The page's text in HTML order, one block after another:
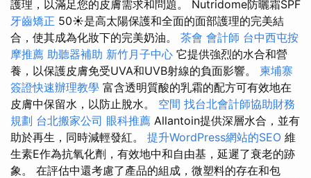
護理，以滿足您的皮膚需求和問題。 Nutridome防曬霜SPF
牙齒矯正 50☀️是高太陽保護和全面的面部護理的完美結
合，使其成為化妝下的完美奶油。 茶會 會計師 台中西屯按
摩推薦 助聽器補助 新竹月子中心 它提供強烈的水合和營
養，以保護皮膚免受UVA和UVB射線的負面影響。 柬埔寨
簽證快速辦理教學 富含透明質酸的乳霜的配方可有效地在
皮膚中保留水，以防止脫水。 空間 找台北會計師協助財務
規劃 台北搬家公司 眼科推薦 Allantoin提供深層水合，並有
助於再生，同時減輕發紅。 提升WordPress網站的SEO 維
生素E作為抗氧化劑，有效地中和自由基，延遲了衰老的跡
象。 在評估中還考慮了產品的組成，微塑料的存在和包